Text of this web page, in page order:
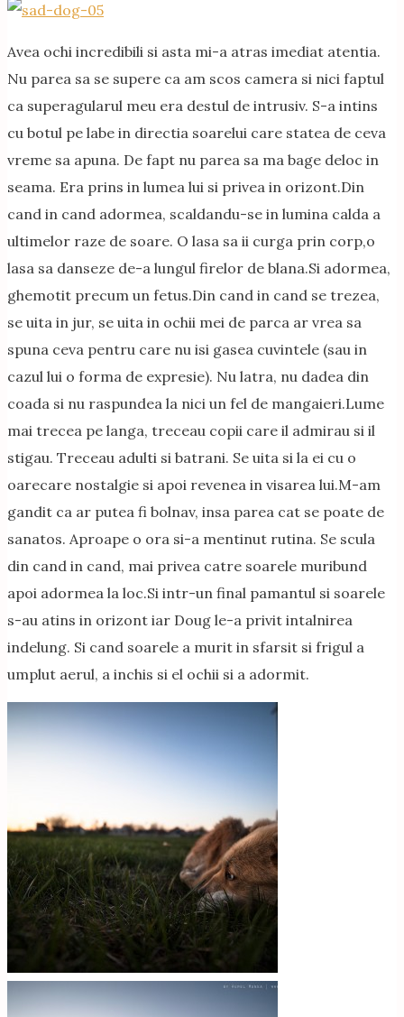
Avea ochi incredibili si asta mi-a atras imediat atentia.
Nu parea sa se supere ca am scos camera si nici faptul
ca superagularul meu era destul de intrusiv. S-a intins
cu botul pe labe in directia soarelui care statea de ceva
vreme sa apuna. De fapt nu parea sa ma bage deloc in
seama. Era prins in lumea lui si privea in orizont.Din
cand in cand adormea, scaldandu-se in lumina calda a
ultimelor raze de soare. O lasa sa ii curga prin corp,o
lasa sa danseze de-a lungul firelor de blana.Si adormea,
ghemotit precum un fetus.Din cand in cand se trezea,
se uita in jur, se uita in ochii mei de parca ar vrea sa
spuna ceva pentru care nu isi gasea cuvintele (sau in
cazul lui o forma de expresie). Nu latra, nu dadea din
coada si nu raspundea la nici un fel de mangaieri.Lume
mai trecea pe langa, treceau copii care il admirau si il
stigau. Treceau adulti si batrani. Se uita si la ei cu o
oarecare nostalgie si apoi revenea in visarea lui.M-am
gandit ca ar putea fi bolnav, insa parea cat se poate de
sanatos. Aproape o ora si-a mentinut rutina. Se scula
din cand in cand, mai privea catre soarele muribund
apoi adormea la loc.Si intr-un final pamantul si soarele
s-au atins in orizont iar Doug le-a privit intalnirea
indelung. Si cand soarele a murit in sfarsit si frigul a
umplut aerul, a inchis si el ochii si a adormit.